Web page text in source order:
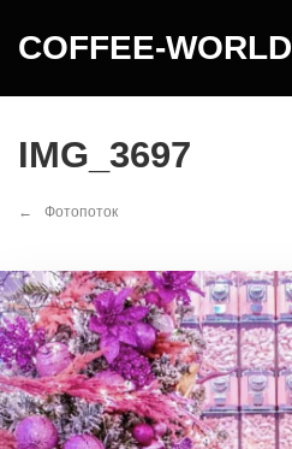
COFFEE-WORLD
IMG_3697
Фотопоток